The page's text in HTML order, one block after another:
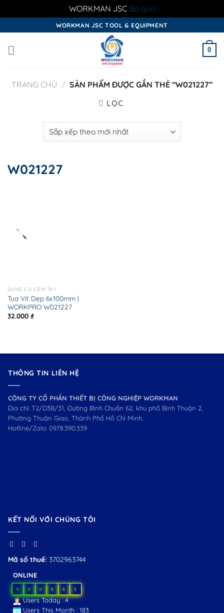
WORKMAN JSC Bỏ qua
to
content
WORKMAN JSC TOOL & EQUIPMENT
0
TRANG CHỦ / SẢN PHẨM ĐƯỢC GẮN THẺ “W021227”
LỌC
W021227
DỤNG CỤ CẦM TAY
Tua Vít Dẹp 6x100mm |
WORKPRO W021227
32.000 ₫
THÔNG TIN LIÊN HỆ
CÔNG TY CỔ PHẦN THIẾT BỊ CÔNG NGHIỆP WORKMAN
Địa chỉ: T2/D3B/31, Đường Bình Chuẩn 62, khu phố Bình Thuận 2,
Phường Thuận Giao, Thành Phố Hồ Chí Minh.
Hotline/Zalo: 0978.390.339
KẾT NỐI VỚI CHÚNG TÔI
Mã số thuế: 3702963744
ONLINE
0 0 0 8 6 1
Users Today : 4
Users This Month : 183